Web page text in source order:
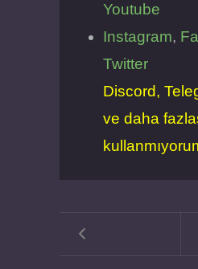
Youtube
Instagram,
Twitter
Discord,
ve daha